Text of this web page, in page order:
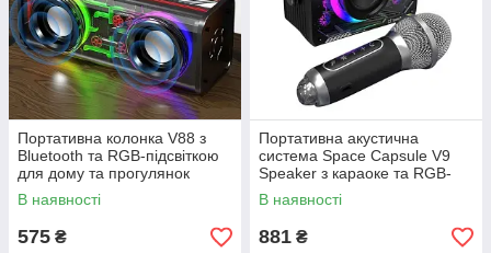
Портативна колонка V88 з
Bluetooth та RGB-підсвіткою
для дому та прогулянок
В наявності
575 ₴
Портативна акустична
система Space Capsule V9
Speaker з караоке та RGB-
підсвічуванням
В наявності
881 ₴